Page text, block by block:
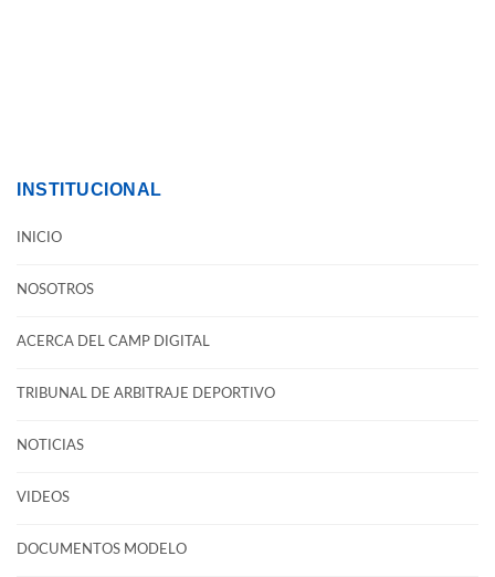
INSTITUCIONAL
INICIO
NOSOTROS
ACERCA DEL CAMP DIGITAL
TRIBUNAL DE ARBITRAJE DEPORTIVO
NOTICIAS
VIDEOS
DOCUMENTOS MODELO